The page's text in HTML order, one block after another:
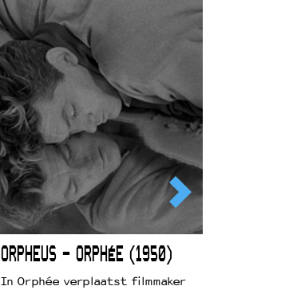
ORPHEUS – ORPHÉE (1950)
In Orphée verplaatst filmmaker